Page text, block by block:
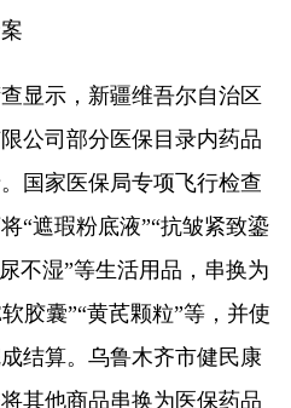
示，新疆维吾尔自治区
公司部分医保目录内药品
国家医保局专项飞行检查
“遮瑕粉底液”“抗皱紧致鎏
不湿”等生活用品，串换为
胶囊”“黄芪颗粒”等，并使
结算。乌鲁木齐市健民康
其他商品串换为医保药品